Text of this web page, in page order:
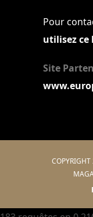
Pour
utilisez
Site
COPYRIGHT